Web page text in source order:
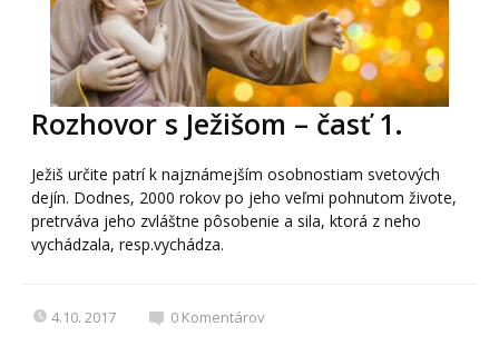
Rozhovor s Ježišom – časť 1.
Ježiš určite patrí k najznámejším osobnostiam svetových
dejín. Dodnes, 2000 rokov po jeho veľmi pohnutom živote,
pretrváva jeho zvláštne pôsobenie a sila, ktorá z neho
vychádzala, resp.vychádza.
4.10. 2017 0 Komentárov